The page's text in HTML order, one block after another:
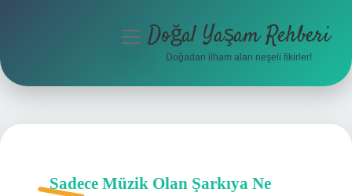
Hakkımızda
menüyüDoğal Yaşam Rehberi
Doğadan ilham alan neşeli fikirler!
Sadece Müzik Olan Şarkıya Ne